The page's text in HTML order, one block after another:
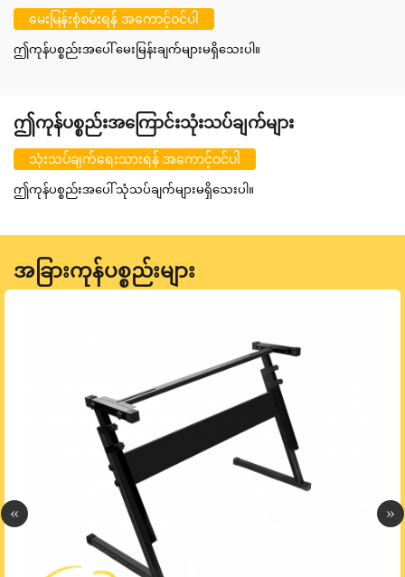
မေးမြန်းစုံစမ်းရန် အကောင့်ဝင်ပါ
ဤကုန်ပစ္စည်းအပေါ် မေးမြန်းချက်များမရှိသေးပါ။
ဤကုန်ပစ္စည်းအကြောင်းသုံးသပ်ချက်များ
သုံးသပ်ချက်ရေးသားရန် အကောင့်ဝင်ပါ
ဤကုန်ပစ္စည်းအပေါ် သုံသပ်ချက်များမရှိသေးပါ။
အခြားကုန်ပစ္စည်းများ